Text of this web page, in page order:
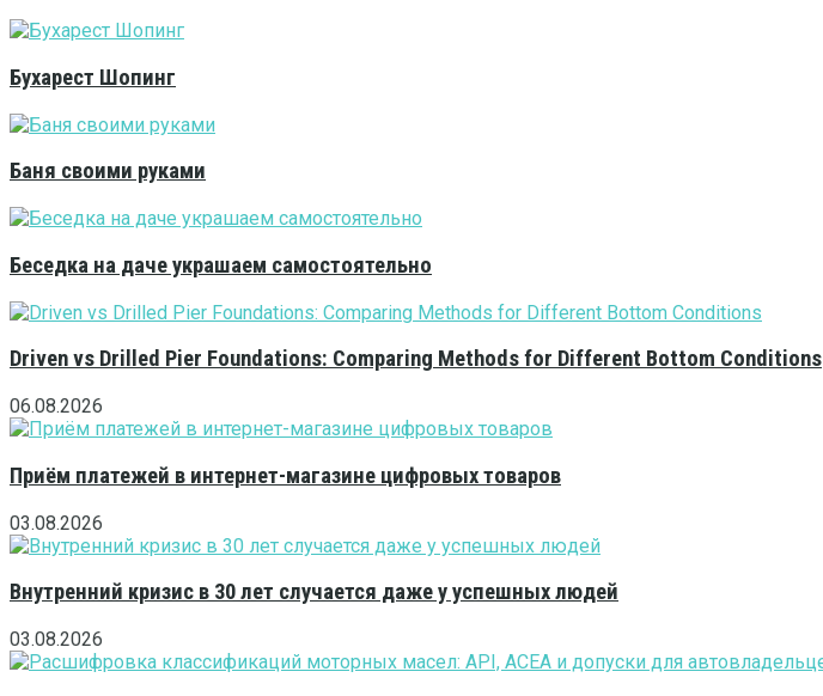
Бухарест Шопинг
Баня своими руками
Беседка на даче украшаем самостоятельно
Driven vs Drilled Pier Foundations: Comparing Methods for Different Bottom Conditions
06.08.2026
Приём платежей в интернет-магазине цифровых товаров
03.08.2026
Внутренний кризис в 30 лет случается даже у успешных людей
03.08.2026